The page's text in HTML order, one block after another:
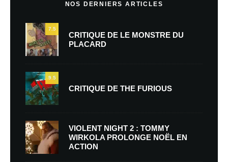
NOS DERNIERS ARTICLES
7.5
CRITIQUE DE LE MONSTRE DU
PLACARD
9.5
CRITIQUE DE THE FURIOUS
VIOLENT NIGHT 2 : TOMMY
WIRKOLA PROLONGE NOËL EN
ACTION